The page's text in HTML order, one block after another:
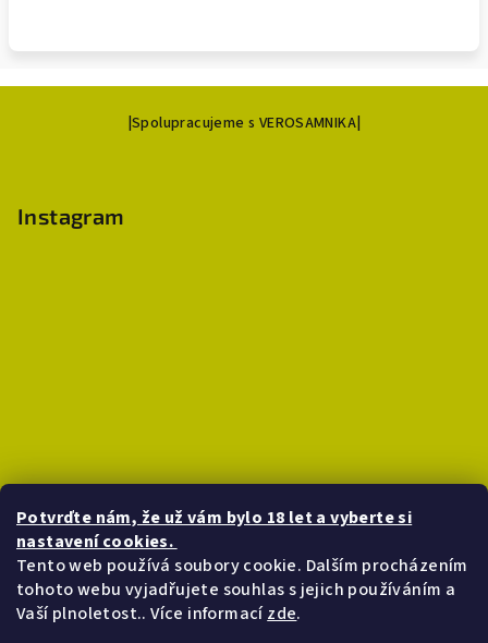
Potvrďte nám​​, že už vám bylo 18 let a vyberte si
nastavení cookies.
Tento web používá soubory cookie. Dalším procházením
tohoto webu vyjadřujete souhlas s jejich používáním a
Vaší plnoletost.. Více informacízde.
|Spolupracujeme s VEROSAMNIKA|
Instagram
Sledovat na Instagramu